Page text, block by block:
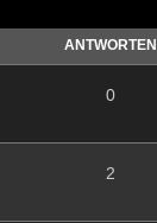
ANTWORTEN
0
2